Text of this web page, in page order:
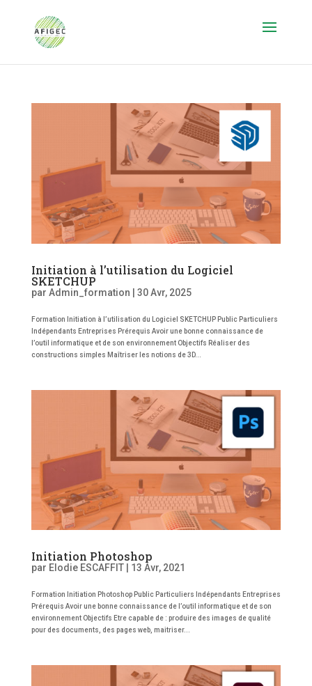
Initiation à l’utilisation du Logiciel
SKETCHUP
par Admin_formation | 30 Avr, 2025
Formation Initiation à l’utilisation du Logiciel SKETCHUP Public Particuliers
Indépendants Entreprises Prérequis Avoir une bonne connaissance de
l’outil informatique et de son environnement Objectifs Réaliser des
constructions simples Maîtriser les notions de 3D...
Initiation Photoshop
par Elodie ESCAFFIT| 13 Avr, 2021
Formation Initiation Photoshop Public Particuliers Indépendants Entreprises
Prérequis Avoir une bonne connaissance de l’outil informatique et de son
environnement Objectifs Etre capable de : produire des images de qualité
pour des documents, des pages web, maitriser...